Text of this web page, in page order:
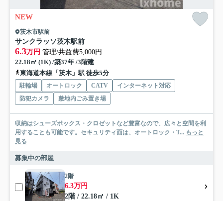
NEW
茨木市駅前
サンクラッソ茨木駅前
6.3万円 管理/共益費5,000円
22.18㎡ (1K) /築37年 /3階建
東海道本線「茨木」駅 徒歩5分
駐輪場 オートロック CATV
インターネット対応
防犯カメラ
敷地内ごみ置き場
収納はシューズボックス・クロゼットなど豊富なので、広々と空間を利
用することも可能です。セキュリティ面は、オートロック・T... もっと
見る
募集中の部屋
2階
6.3万円
2階 / 22.18㎡ / 1K